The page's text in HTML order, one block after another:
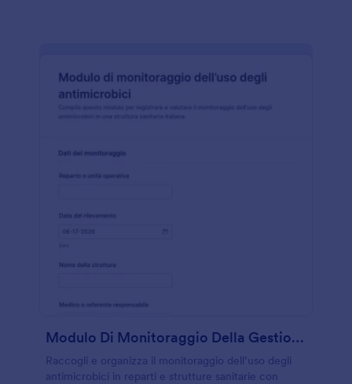
Modulo Di Monitoraggio Della Gestione Antimicrobica
Raccogli e organizza il monitoraggio dell’uso degli
antimicrobici in reparti e strutture sanitarie con